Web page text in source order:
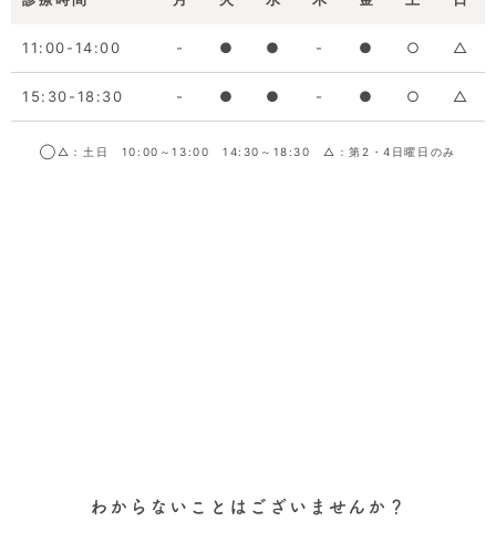
11:00-14:00 - ● ● - ● ○ △
15:30-18:30 - ● ● - ● ○ △
◯△：土日 10:00～13:00 14:30～18:30 △：第2・4日曜日のみ
わからないことはございませんか？